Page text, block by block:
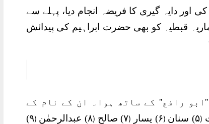
دایہ گیری کا فریضہ انجام دیا، پہلے سے
قبطیہ کو بھی حضرت ابراہیم کی پیدائش
رافع'' کے ساتھ ہوا۔ ان کے نام کے
(۵) سنان (۶) یسار (۷) صالح (۸) عبدالرحمٰن (
۹)